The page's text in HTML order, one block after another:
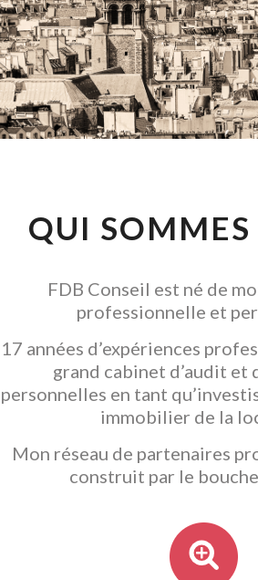
CONSEIL
LOCATIF
GARANTIR L'
QUI SOMMES
FDB Conseil est né de
professionnelle et
17 années d’expériences
grand cabinet d’audit et
personnelles en tant
immobilier de la
Mon réseau de partenaires
construit par le